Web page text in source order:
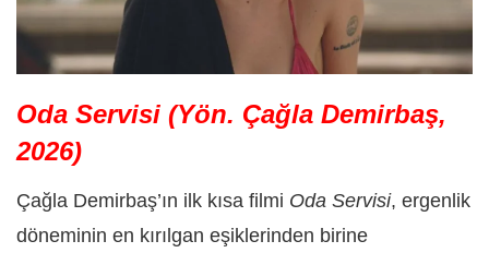
Oda Servisi (Yön. Çağla Demirbaş,
2026)
Çağla Demirbaş’ın ilk kısa filmi Oda Servisi, ergenlik
döneminin en kırılgan eşiklerinden birine